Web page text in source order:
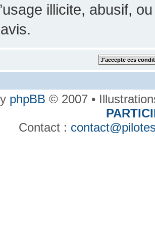
illicite, abusif,
phpBB © 2007 •
Contact :